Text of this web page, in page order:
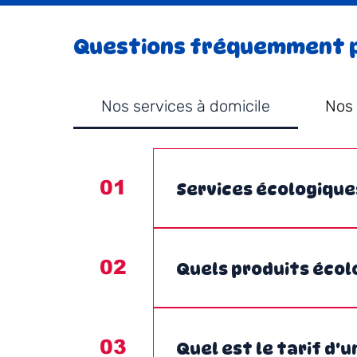
Questions fréquemment
Nos services à domicile
01 Services
Ménage écologique Garde
02 Quels produits
IKUTO privilégie l’utilisation
parabènes et les phtalates. À
03 Quel est le tarif